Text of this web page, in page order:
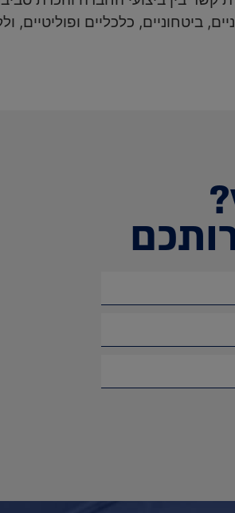
ביטחוניים, כלכליים ופוליטיים,